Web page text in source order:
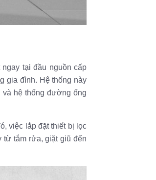
tại đầu nguồn cấp
gia đình. Hệ thống này
hệ thống đường ống
việc lắp đặt thiết bị lọc
tắm rửa, giặt giũ đến